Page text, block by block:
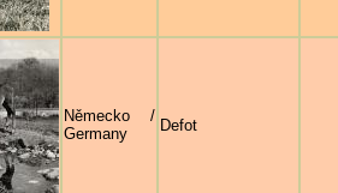
Německo /
Germany
Defot